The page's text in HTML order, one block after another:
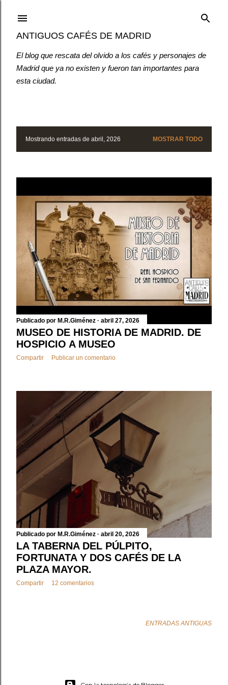
ANTIGUOS CAFÉS DE MADRID
El blog que rescata del olvido a los cafés y personajes de
Madrid que ya no existen y fueron tan importantes para
esta ciudad.
E
t
r
a
d
a
s
Mostrando entradas de abril, 2026 MOSTRAR TODO
Publicado por M.R.Giménez abril 27, 2026
MUSEO DE HISTORIA DE MADRID. DE
HOSPICIO A MUSEO
Compartir Publicar un comentario
Publicado por M.R.Giménez abril 20, 2026
LA TABERNA DEL PÚLPITO,
FORTUNATA Y DOS CAFÉS DE LA
PLAZA MAYOR.
Compartir 12 comentarios
ENTRADAS ANTIGUAS